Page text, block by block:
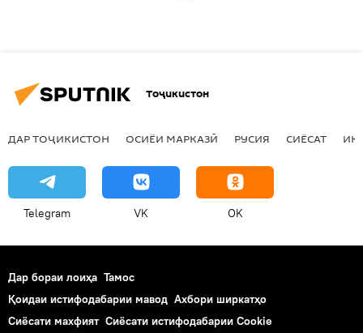
Тоҷикистон
ДАР ТОҶИКИСТОН ОСИЁИ МАРКАЗӢ РУСИЯ СИЁСАТ
Telegram VK OK
Дар бораи лоиҳа Тамос
Қоидаи истифодабарии мавод Ахбори ширкатҳо
Сиёсати махфият Сиёсати истифодабарии Cookie